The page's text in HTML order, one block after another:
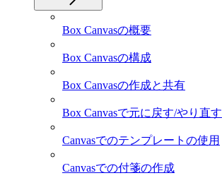
Box Canvasの概要
Box Canvasの構成
Box Canvasの作成と共有
Box Canvasで元に戻す/やり直す
Canvasでのテンプレートの使用
Canvasでの付箋の作成